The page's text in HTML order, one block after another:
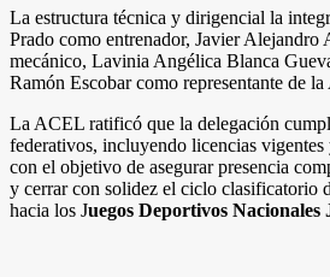
La estructura técnica y dirigencial la
Prado como entrenador, Javier Alejandro
mecánico, Lavinia Angélica Blanca
Ramón Escobar como representante de
La ACEL ratificó que la delegación
federativos, incluyendo licencias
con el objetivo de asegurar presencia
y cerrar con solidez el ciclo clasificatorio
hacia los Juegos Deportivos Nacionales